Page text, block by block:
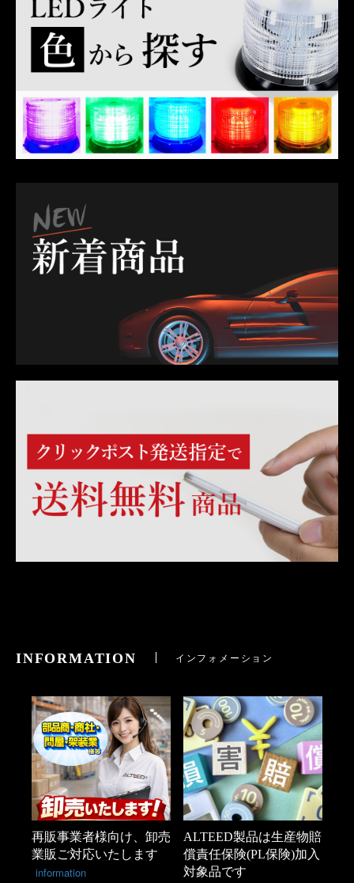
INFORMATION インフォメーション
再販事業者様向け、卸売
業販ご対応いたします
information
ALTEED製品は生産物賠
償責任保険(PL保険)加入
対象品です